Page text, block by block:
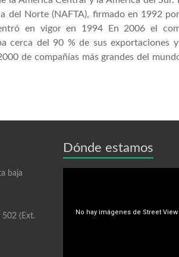
del Norte (NAFTA), firmado en 1992
en vigor en 1994 En 2006 el
cerca del 90 % de sus exportaciones
de compañías más grandes del
baja
502 (Ext.
Dónde estamos